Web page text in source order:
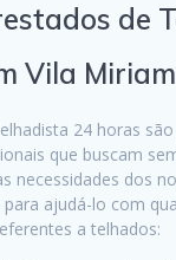
de
Vila Miriam
24 horas
que buscam
necessidades dos
para ajudá-lo com
a telhados: